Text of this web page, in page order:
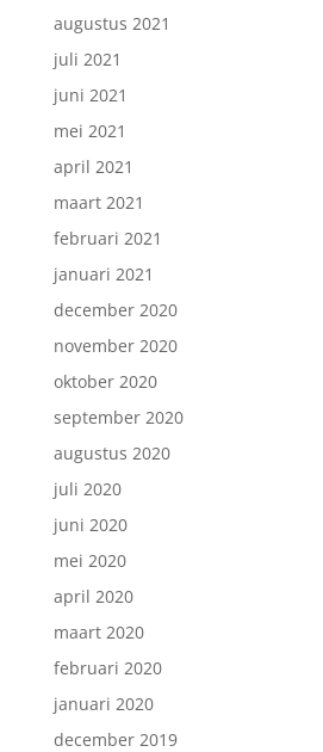
augustus 2021
juli 2021
juni 2021
mei 2021
april 2021
maart 2021
februari 2021
januari 2021
december 2020
november 2020
oktober 2020
september 2020
augustus 2020
juli 2020
juni 2020
mei 2020
april 2020
maart 2020
februari 2020
januari 2020
december 2019